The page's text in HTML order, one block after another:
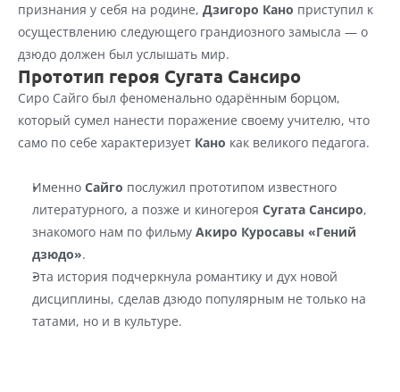
признания у себя на родине, Дзигоро Кано приступил к
осуществлению следующего грандиозного замысла — о
дзюдо должен был услышать мир.
Прототип героя Сугата Сансиро
Сиро Сайго был феноменально одарённым борцом,
который сумел нанести поражение своему учителю, что
само по себе характеризует Кано как великого педагога.
Именно Сайго послужил прототипом известного
литературного, а позже и киногероя Сугата Сансиро,
знакомого нам по фильму Акиро Куросавы «Гений
дзюдо».
Эта история подчеркнула романтику и дух новой
дисциплины, сделав дзюдо популярным не только на
татами, но и в культуре.